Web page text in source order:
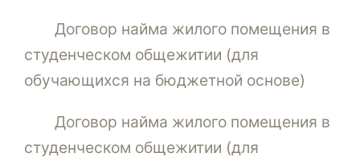
Договор найма жилого помещения в
студенческом общежитии (для
обучающихся на бюджетной основе)
Договор найма жилого помещения в
студенческом общежитии (для